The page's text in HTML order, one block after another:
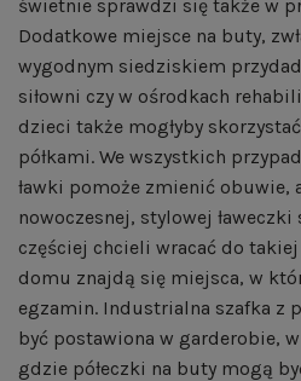
świetnie sprawdzi się także w
Dodatkowe miejsce na buty,
wygodnym siedziskiem
siłowni czy w ośrodkach
dzieci także mogłyby
półkami. We wszystkich
ławki pomoże zmienić obuwie,
nowoczesnej, stylowej
częściej chcieli wracać do
domu znajdą się miejsca, w
egzamin. Industrialna szafka z
być postawiona w garderobie,
gdzie półeczki na buty mogą